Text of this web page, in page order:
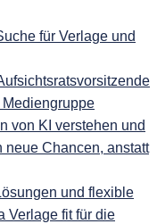
für Verlage und
von KI verstehen und
neue Chancen, anstatt
und flexible
Verlage fit für die